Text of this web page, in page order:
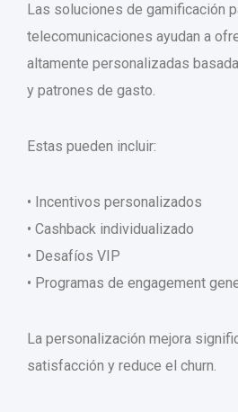
Las soluciones de gamificación
telecomunicaciones ayudan a
altamente personalizadas
y patrones de gasto.
Estas pueden incluir:
• Incentivos personalizados
• Cashback individualizado
• Desafíos VIP
• Programas de engagement
La personalización mejora
satisfacción y reduce el churn.